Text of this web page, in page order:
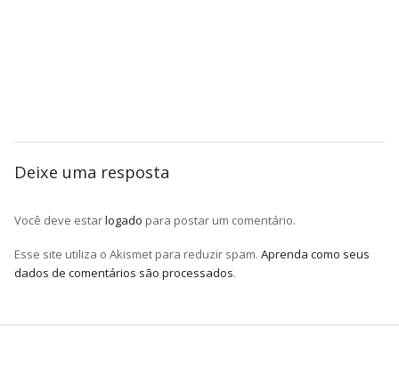
Deixe uma resposta
Você deve estarlogado para postar um comentário.
Esse site utiliza o Akismet para reduzir spam. Aprenda como seus
dados de comentários são processados.